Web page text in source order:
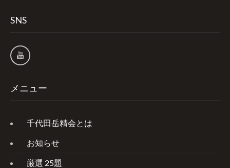
SNS
メニュー
千代田岳精会とは
お知らせ
厳選 25題